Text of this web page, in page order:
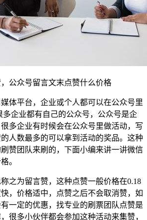
公众号留言文末点赞什么价格
体平台，企业或个人都可以在公众号里
多企业都有自己的公众号，公众号是企
多企业有时候会在公众号里做活动，写
人数最多的可以拿到活动的奖品。这种
赞团队来刷的，下面小编来讲一讲微信
。
之为留言赞，这种点赞一般价格在0.18
，价格适中，点赞之后不会取消赞，如
一定的优惠，找专业的刷票团队点赞是
很多小伙伴都会参加这种活动来集赞，